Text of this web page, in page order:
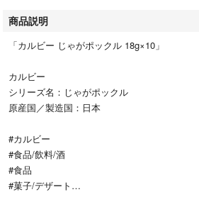
商品説明
「カルビー じゃがポックル 18g×10」
カルビー
シリーズ名：じゃがポックル
原産国／製造国：日本
#カルビー
#食品/飲料/酒
#食品
#菓子/デザート